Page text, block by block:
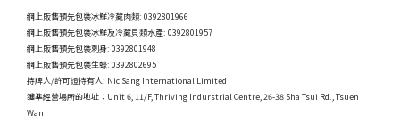
網上販售預先包裝冰鮮冷藏肉類: 0392801966
網上販售預先包裝冰鮮及冷藏貝類水產: 0392801957
網上販售預先包裝刺身: 0392801948
網上販售預先包裝生蠔: 0392802695
持牌人/許可證持有人: Nic Sang International Limited
獲準經營場所的地址： Unit 6, 11/F, Thriving Indurstrial Centre, 26-38 Sha Tsui Rd., Tsuen
Wan